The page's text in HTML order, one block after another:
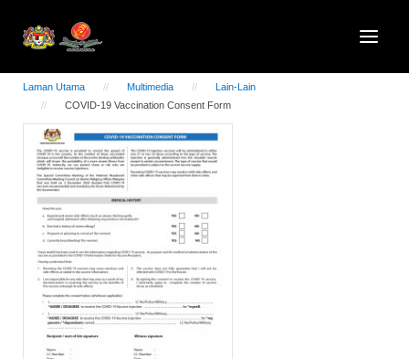
Laman Utama Multimedia
Lain-Lain
COVID-19 Vaccination Consent Form